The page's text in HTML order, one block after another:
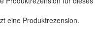
eine Produktrezension.